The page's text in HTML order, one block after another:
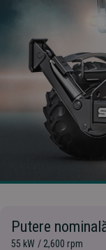
Putere
55 kW / 2,600 rpm